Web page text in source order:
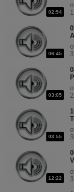
02:54
06:45
03:05
03:55
12:22